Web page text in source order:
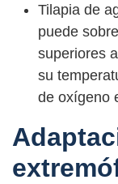
Tilapia de
puede
superiores
su
de oxígeno